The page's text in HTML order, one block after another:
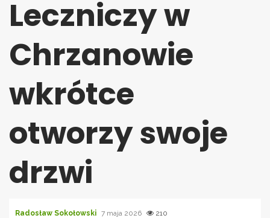
Leczniczy w
Chrzanowie
wkrótce
otworzy swoje
drzwi
Radosław Sokołowski 7 maja 2026 210